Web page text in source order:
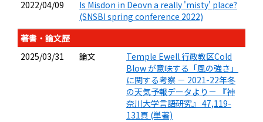
2022/04/09
Is Misdon in Deovn a really 'misty' place?
(SNSBI spring conference 2022)
著書・論文歴
2025/03/31
論文
Temple Ewell 行政教区Cold
Blow が意味する「風の強さ」
に関する考察 － 2021-22年冬
の天気予報データより－ 『神
奈川大学言語研究』 47,119-
131頁 (単著)